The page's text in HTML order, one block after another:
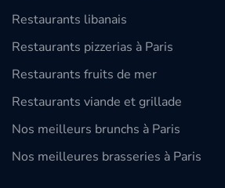
Restaurants libanais
Restaurants pizzerias à Paris
Restaurants fruits de mer
Restaurants viande et grillade
Nos meilleurs brunchs à Paris
Nos meilleures brasseries à Paris